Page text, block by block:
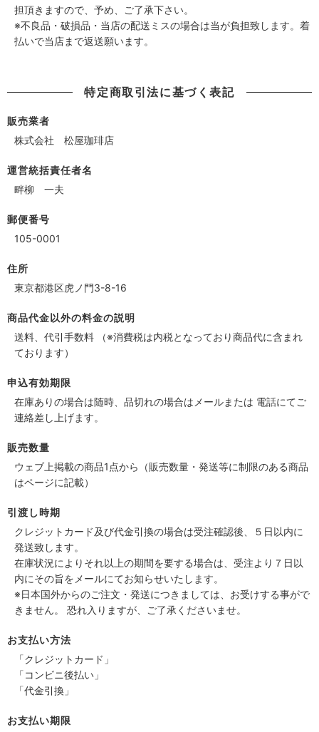
担頂きますので、予め、ご了承下さい。
※不良品・破損品・当店の配送ミスの場合は当が負担致します。着
払いで当店まで返送願います。
特定商取引法に基づく表記
販売業者
株式会社 松屋珈琲店
運営統括責任者名
畔柳 一夫
郵便番号
105-0001
住所
東京都港区虎ノ門3-8-16
商品代金以外の料金の説明
送料、代引手数料 （※消費税は内税となっており商品代に含まれ
ております）
申込有効期限
在庫ありの場合は随時、品切れの場合はメールまたは 電話にてご
連絡差し上げます。
販売数量
ウェブ上掲載の商品1点から（販売数量・発送等に制限のある商品
はページに記載）
引渡し時期
クレジットカード及び代金引換の場合は受注確認後、５日以内に
発送致します。
在庫状況によりそれ以上の期間を要する場合は、受注より７日以
内にその旨をメールにてお知らせいたします。
※日本国外からのご注文・発送につきましては、お受けする事がで
きません。 恐れ入りますが、ご了承くださいませ。
お支払い方法
「クレジットカード」
「コンビニ後払い」
「代金引換」
お支払い期限